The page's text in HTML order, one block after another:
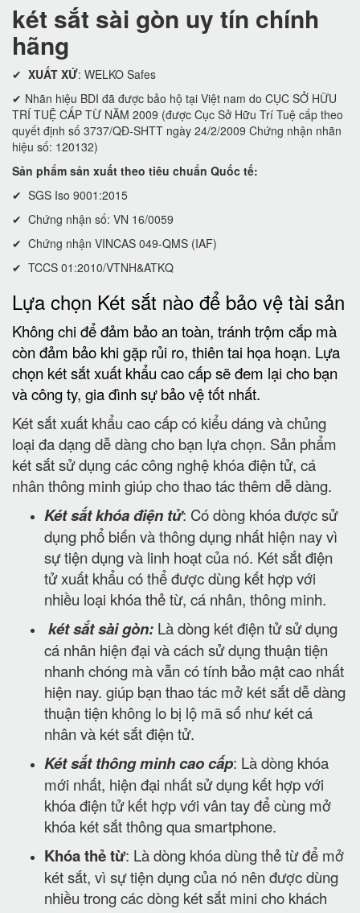
két sắt sài gòn uy tín chính
hãng
✔ XUẤT XỨ: WELKO Safes
✔ Nhãn hiệu BDI đã được bảo hộ tại Việt nam do CỤC SỞ HỮU
TRÍ TUỆ CẤP TỪ NĂM 2009 (được Cục Sở Hữu Trí Tuệ cấp theo
quyết định số 3737/QĐ-SHTT ngày 24/2/2009 Chứng nhận nhãn
hiệu số: 120132)
Sản phẩm sản xuất theo tiêu chuẩn Quốc tế:
✔ SGS Iso 9001:2015
✔ Chứng nhận số: VN 16/0059
✔ Chứng nhận VINCAS 049-QMS (IAF)
✔ TCCS 01:2010/VTNH&ATKQ
Lựa chọn Két sắt nào để bảo vệ tài sản
Không chi để đảm bảo an toàn, tránh trộm cắp mà
còn đảm bảo khi gặp rủi ro, thiên tai họa hoạn. Lựa
chọn két sắt xuất khẩu cao cấp sẽ đem lại cho bạn
và công ty, gia đình sự bảo vệ tốt nhất.
Két sắt xuất khẩu cao cấp có kiểu dáng và chủng
loại đa dạng dễ dàng cho bạn lựa chọn. Sản phẩm
két sắt sử dụng các công nghệ khóa điện tử, cá
nhân thông minh giúp cho thao tác thêm dễ dàng.
Két sắt khóa điện tử: Có dòng khóa được sử
dụng phổ biến và thông dụng nhất hiện nay vì
sự tiện dụng và linh hoạt của nó. Két sắt điện
tử xuất khẩu có thể được dùng kết hợp với
nhiều loại khóa thẻ từ, cá nhân, thông minh.
két sắt sài gòn: Là dòng két điện tử sử dụng
cá nhân hiện đại và cách sử dụng thuận tiện
nhanh chóng mà vẫn có tính bảo mật cao nhất
hiện nay. giúp bạn thao tác mở két sắt dễ dàng
thuận tiện không lo bị lộ mã số như két cá
nhân và két sắt điện tử.
Két sắt thông minh cao cấp: Là dòng khóa
mới nhất, hiện đại nhất sử dụng kết hợp với
khóa điện tử kết hợp với vân tay để cùng mở
khóa két sắt thông qua smartphone.
Khóa thẻ từ: Là dòng khóa dùng thẻ từ để mở
két sắt, vì sự tiện dụng của nó nên được dùng
nhiều trong các dòng két sắt mini cho khách